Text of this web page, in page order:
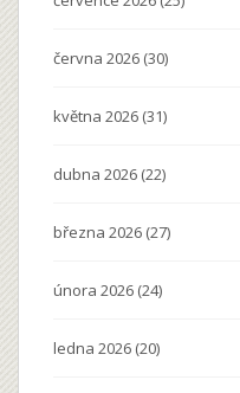
června 2026 (30)
května 2026 (31)
dubna 2026 (22)
března 2026 (27)
února 2026 (24)
ledna 2026 (20)